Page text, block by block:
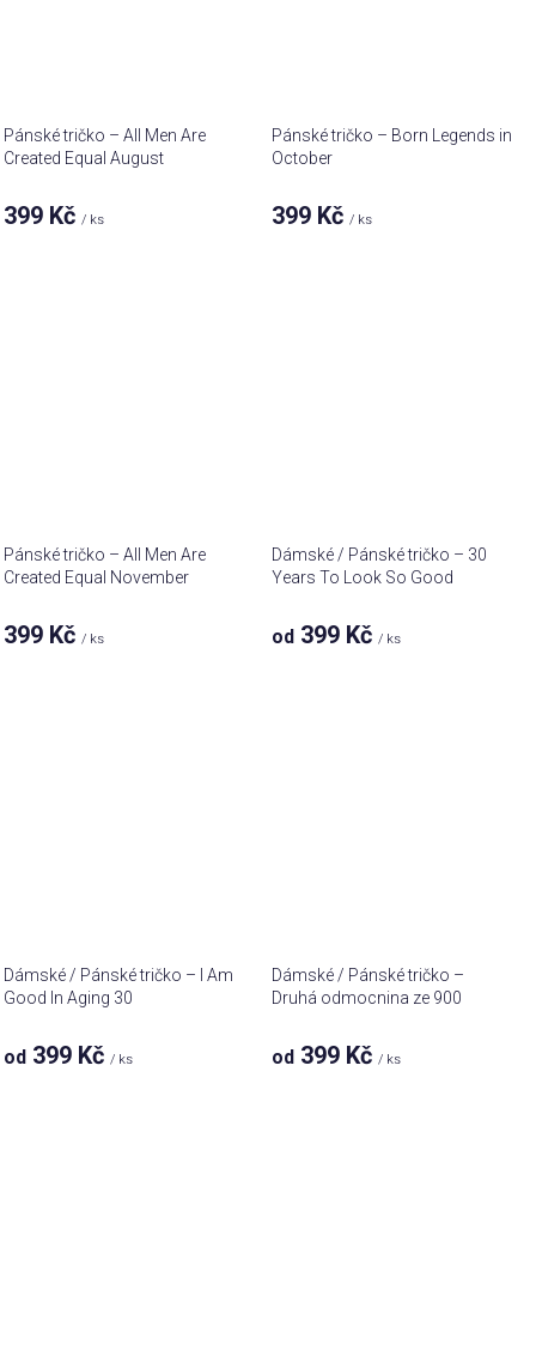
Pánské tričko – All Men Are
Created Equal August
399 Kč / ks
Pánské tričko – Born Legends in
October
399 Kč / ks
Pánské tričko – All Men Are
Created Equal November
399 Kč/ ks
Dámské / Pánské tričko – 30
Years To Look So Good
od 399 Kč/ ks
Dámské / Pánské tričko – I Am
Good In Aging 30
od 399 Kč / ks
Dámské / Pánské tričko –
Druhá odmocnina ze 900
od 399 Kč / ks